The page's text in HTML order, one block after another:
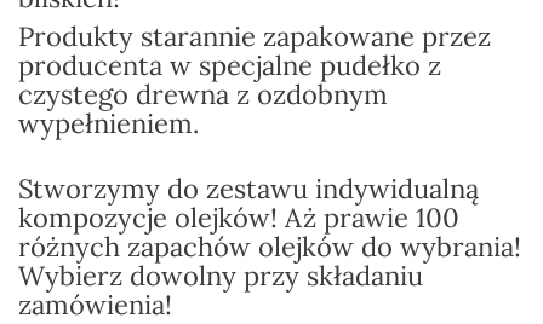
Produkty starannie zapakowane przez
producenta w specjalne pudełko z
czystego drewna z ozdobnym
wypełnieniem.
Stworzymy do zestawu indywidualną
kompozycje olejków! Aż prawie 100
różnych zapachów olejków do wybrania!
Wybierz dowolny przy składaniu
zamówienia!